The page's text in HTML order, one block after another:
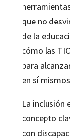
que no
de la
cómo las
para
en sí
La inclusión
concepto
con